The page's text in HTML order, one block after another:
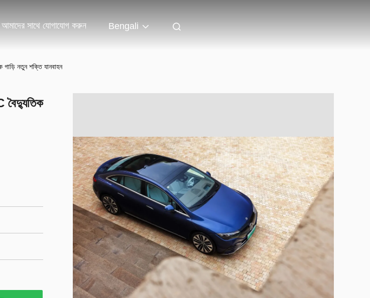
আমাদের সাথে যোগাযোগ করুন Bengali
নতুন শক্তি যানবাহন
বৈদ্যুতিক